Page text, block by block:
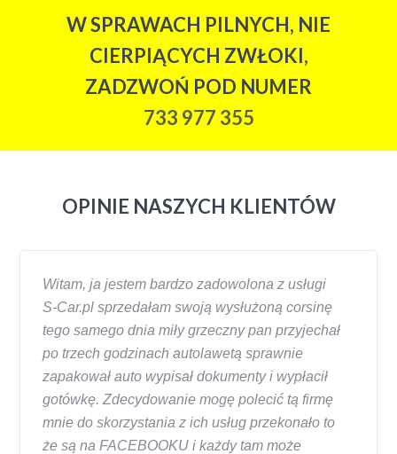
W SPRAWACH PILNYCH, NIE
CIERPIĄCYCH ZWŁOKI,
ZADZWOŃ POD NUMER
733 977 355
OPINIE NASZYCH KLIENTÓW
Witam, ja jestem bardzo zadowolona z usługi
S-Car.pl sprzedałam swoją wysłużoną corsinę
tego samego dnia miły grzeczny pan przyjechał
po trzech godzinach autolawetą sprawnie
zapakował auto wypisał dokumenty i wypłacił
gotówkę. Zdecydowanie mogę polecić tą firmę
mnie do skorzystania z ich usług przekonało to
że są na FACEBOOKU i każdy tam może